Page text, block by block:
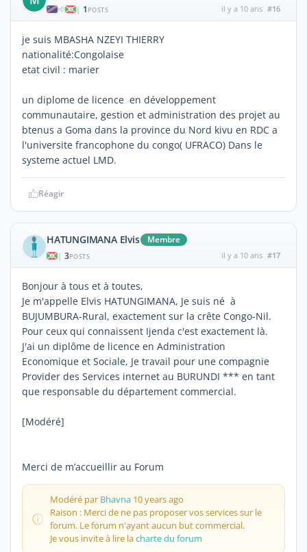
| 1 POSTS il y a 10 ans #16
je suis MBASHA NZEYI THIERRY
nationalité:Congolaise
etat civil : marier
un diplome de licence en développement
communautaire, gestion et administration des projet au
btenus a Goma dans la province du Nord kivu en RDC a
l'universite francophone du congo( UFRACO) Dans le
systeme actuel LMD.
Réagir
HATUNGIMANA Elvis Membre
| 3POSTS il y a 10 ans #17
Bonjour à tous et à toutes,
Je m'appelle Elvis HATUNGIMANA, Je suis né à
BUJUMBURA-Rural, exactement sur la crête Congo-Nil.
Pour ceux qui connaissent Ijenda c'est exactement là.
J'ai un diplôme de licence en Administration
Economique et Sociale, Je travail pour une compagnie
Provider des Services internet au BURUNDI *** en tant
que responsable du département commercial.
[Modéré]
Merci de m’accueillir au Forum
Modéré par Bhavna 10 years ago
Raison : Merci de ne pas proposer vos services sur le
forum. Le forum n'ayant aucun but commercial.
Je vous invite à lire lacharte du forum